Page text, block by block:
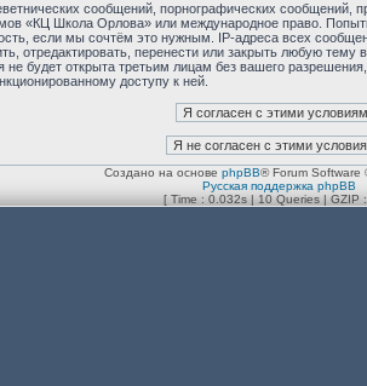
сообщений, порнографических сообщений,
«КЦ Школа Орлова» или международное право.
если мы сочтём это нужным. IP-адреса всех
перенести или закрыть любую
будет открыта третьим лицам без вашего
доступу к ней.
Создано на основе phpBB® Forum Software
Русская поддержка phpBB
[ Time : 0.032s | 10 Queries | GZIP